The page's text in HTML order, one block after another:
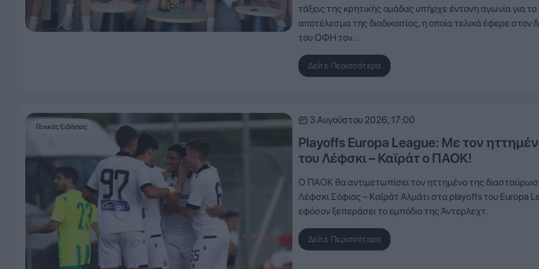
τάξεις της κρητικής ομάδας υπήρχε έντονη αγωνία για το
αποτέλεσμα της διαδικασίας, η οποία τελικά έφερε στον
του ΟΦΗ τον…
Δείτε Περισσότερα
Γενικές Ειδήσεις
3 Αυγούστου 2026, 17:00
Playoffs Europa League: Με τον
του Λέφσκι – Καϊράτ ο ΠΑΟΚ!
Ο ΠΑΟΚ θα αντιμετωπίσει τον ηττημένο της
Λέφσκι Σόφιας – Καϊράτ Αλμάτι στα playoffs του Europa
εφόσον ξεπεράσει το εμπόδιο της Άντερλεχτ.
Δείτε Περισσότερα